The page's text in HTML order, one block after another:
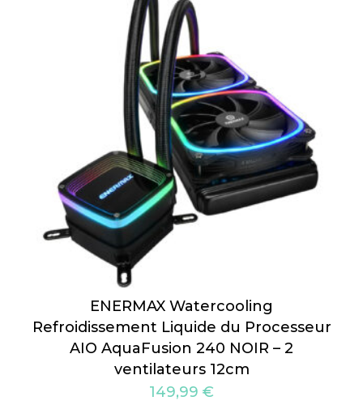
ENERMAX Watercooling
Refroidissement Liquide du Processeur
AIO AquaFusion 240 NOIR – 2
ventilateurs 12cm
149,99 €